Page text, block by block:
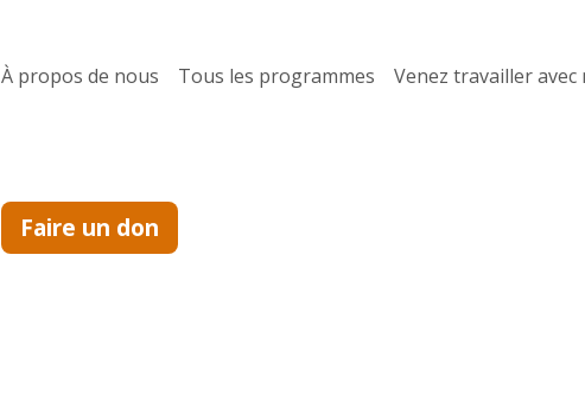
À propos de nous Tous les programmes Venez travailler avec
Faire un don